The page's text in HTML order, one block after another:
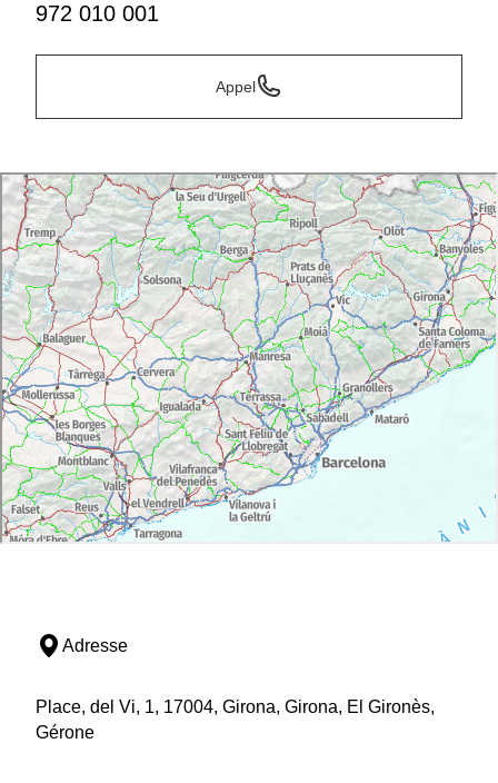
972 010 001
Appel
Adresse
Place, del Vi, 1, 17004, Girona, Girona, El Gironès,
Gérone